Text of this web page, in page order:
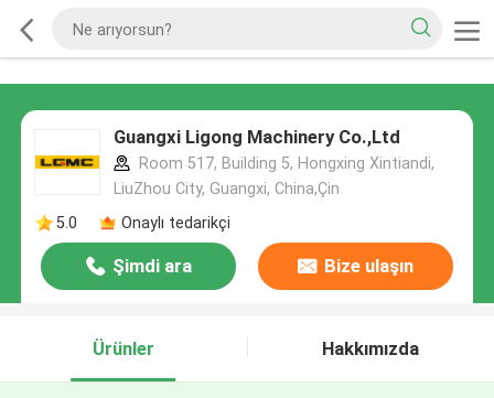
Guangxi Ligong Machinery Co.,Ltd
Room 517, Building 5, Hongxing Xintiandi,
LiuZhou City, Guangxi, China,Çin
5.0
Onaylı tedarikçi
Şimdi ara Bize ulaşın
Ürünler Hakkımızda